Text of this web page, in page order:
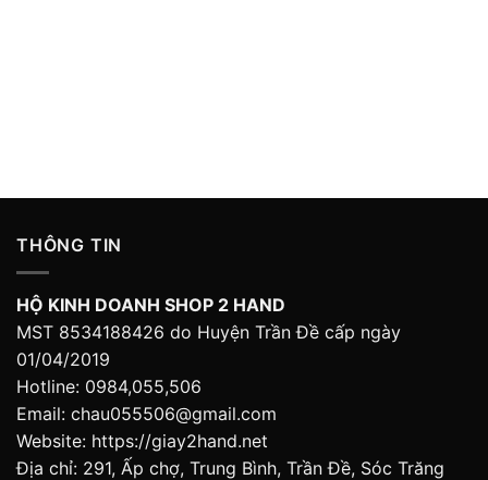
THÔNG TIN
HỘ KINH DOANH SHOP 2 HAND
MST 8534188426 do Huyện Trần Đề cấp ngày
01/04/2019
Hotline: 0984,055,506
Email: chau055506@gmail.com
Website: https://giay2hand.net
Địa chỉ: 291, Ấp chợ, Trung Bình, Trần Đề, Sóc Trăng